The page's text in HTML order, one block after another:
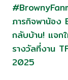
ภารกิจพาน้อง
กลับบ้าน! แจ
รางวัลที่งาน
2025